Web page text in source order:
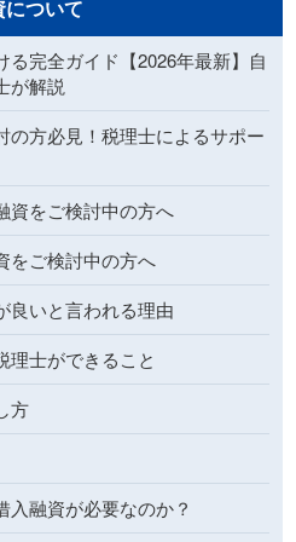
について
る完全ガイド【2026年最新】自
が解説
の方必見！税理士によるサポー
資をご検討中の方へ
をご検討中の方へ
良いと言われる理由
理士ができること
方
入融資が必要なのか？